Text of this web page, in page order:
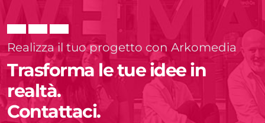
Realizza il tuo progetto con Arkomedia
Trasforma le tue idee in
realtà.
Contattaci.